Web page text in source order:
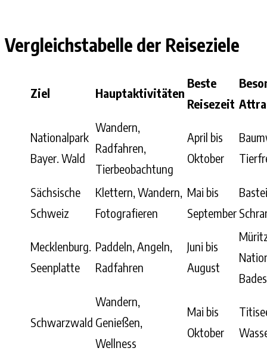
Vergleichstabelle der Reiseziele
Ziel Hauptaktivitäten
Beste
Reisezeit
Nationalpark
Bayer. Wald
Wandern,
Radfahren,
Tierbeobachtung
April bis
Oktober
Sächsische
Schweiz
Klettern, Wandern,
Fotografieren
Mai bis
September
Mecklenburg.
Seenplatte
Paddeln, Angeln,
Radfahren
Juni bis
August
Schwarzwald
Wandern,
Genießen,
Wellness
Mai bis
Oktober